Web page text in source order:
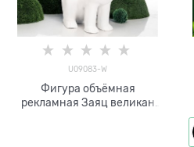
U09083-W
Фигура объёмная
рекламная Заяц великан